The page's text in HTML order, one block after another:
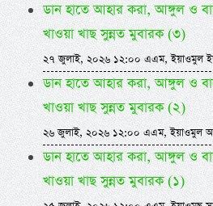
ডান হাতে আহার করা, আঙ্গুল ও
খাওয়া খাছ সুন্নত মুবারক (৩)
২৭ জুলাই, ২০২৬ ১২:০০ এএম, ইয়াওমুল
ডান হাতে আহার করা, আঙ্গুল ও
খাওয়া খাছ সুন্নত মুবারক (২)
২৬ জুলাই, ২০২৬ ১২:০০ এএম, ইয়াওমুল
ডান হাতে আহার করা, আঙ্গুল ও
খাওয়া খাছ সুন্নত মুবারক (১)